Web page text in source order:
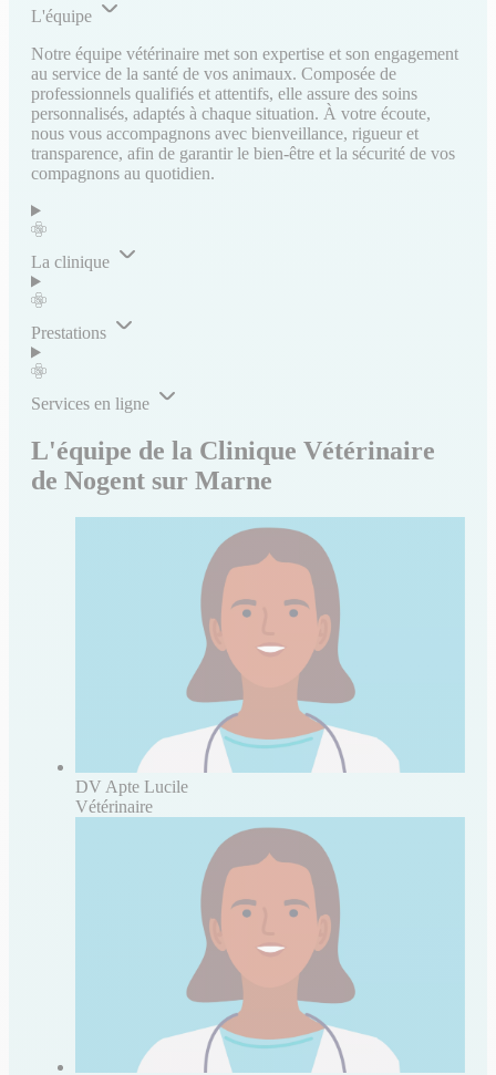
L'équipe
Notre équipe vétérinaire met son expertise et son engagement
au service de la santé de vos animaux. Composée de
professionnels qualifiés et attentifs, elle assure des soins
personnalisés, adaptés à chaque situation. À votre écoute,
nous vous accompagnons avec bienveillance, rigueur et
transparence, afin de garantir le bien-être et la sécurité de vos
compagnons au quotidien.
La clinique
Prestations
Services en ligne
L'équipe de la Clinique Vétérinaire
de Nogent sur Marne
DV Apte Lucile
Vétérinaire